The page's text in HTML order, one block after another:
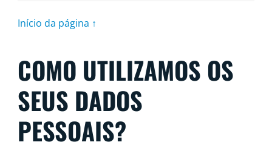
Início da página ↑
COMO UTILIZAMOS OS
SEUS DADOS
PESSOAIS?